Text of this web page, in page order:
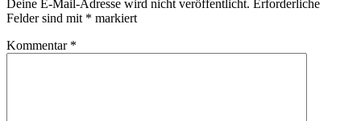
Deine E-Mail-Adresse wird nicht veröffentlicht. Erforderliche
Felder sind mit * markiert
Kommentar *